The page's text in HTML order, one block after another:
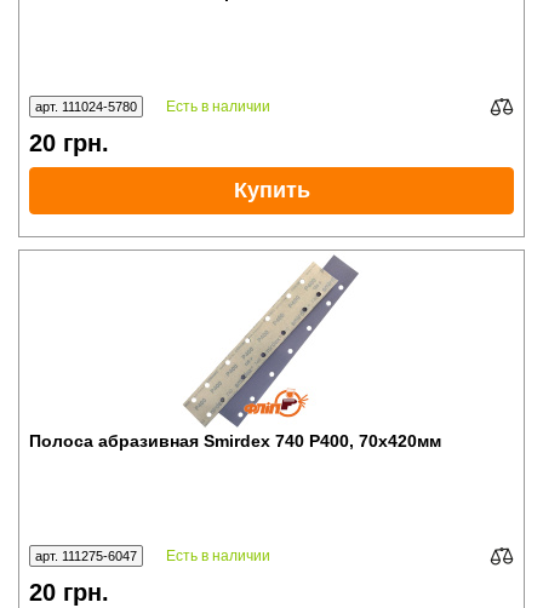
арт. 111024-5780 Есть в наличии
20 грн.
Купить
Полоса абразивная Smirdex 740 P400, 70x420мм
арт. 111275-6047 Есть в наличии
20 грн.